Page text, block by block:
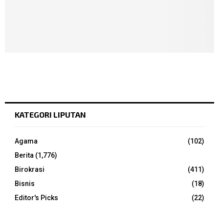
KATEGORI LIPUTAN
Agama
(102)
Berita (1,776)
Birokrasi
(411)
Bisnis
(18)
Editor's Picks
(22)